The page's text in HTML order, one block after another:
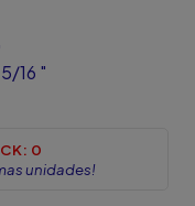
16 "
0
unidades!